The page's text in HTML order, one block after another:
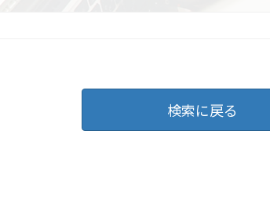
検索に戻る